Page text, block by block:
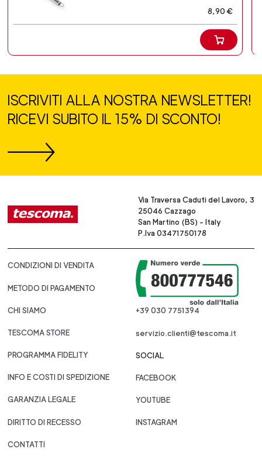
8,90 €
ISCRIVITI ALLA NOSTRA NEWSLETTER!
RICEVI SUBITO IL 15% DI SCONTO!
Via Traversa Caduti del Lavoro, 3
25046 Cazzago
San Martino (BS) - Italy
P.Iva 03471750178
CONDIZIONI DI VENDITA
METODO DI PAGAMENTO
CHI SIAMO
TESCOMA STORE
PROGRAMMA FIDELITY
INFO E COSTI DI SPEDIZIONE
GARANZIA LEGALE
DIRITTO DI RECESSO
CONTATTI
+39 030 7751394
servizio.clienti@tescoma.it
SOCIAL
FACEBOOK
YOUTUBE
INSTAGRAM